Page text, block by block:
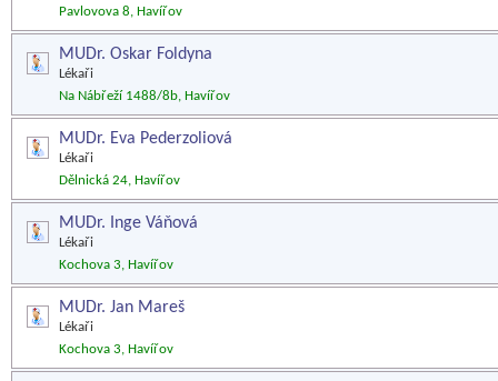
Pavlovova 8, Havířov
MUDr. Oskar Foldyna
Lékaři
Na Nábřeží 1488/8b, Havířov
MUDr. Eva Pederzoliová
Lékaři
Dělnická 24, Havířov
MUDr. Inge Váňová
Lékaři
Kochova 3, Havířov
MUDr. Jan Mareš
Lékaři
Kochova 3, Havířov